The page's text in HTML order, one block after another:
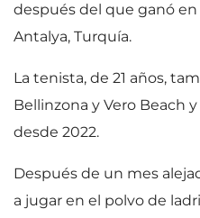
después del que ganó
Antalya, Turquía.
La tenista, de 21 años,
Bellinzona y Vero Beach
desde 2022.
Después de un mes
a jugar en el polvo de